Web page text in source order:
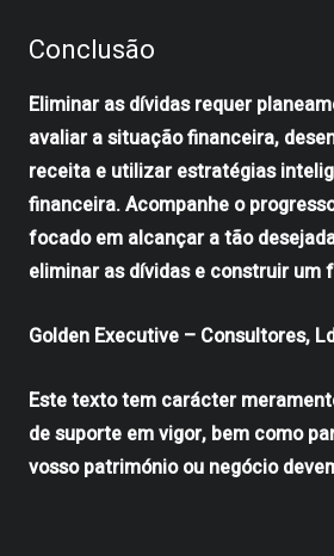
Conclusão
Eliminar as dívidas requer
avaliar a situação financeira,
receita e utilizar estratégias
financeira. Acompanhe o
focado em alcançar a tão
eliminar as dívidas e construir um
Golden Executive – Consultores,
Este texto tem carácter
de suporte em vigor, bem como
vosso património ou negócio